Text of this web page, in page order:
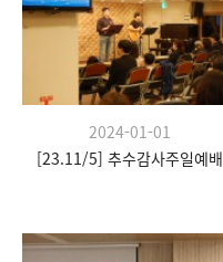
2024-01-01
[23.11/5] 추수감사주일예배